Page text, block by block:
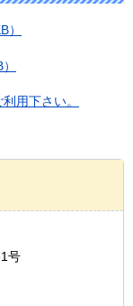
）
用下さい。
号